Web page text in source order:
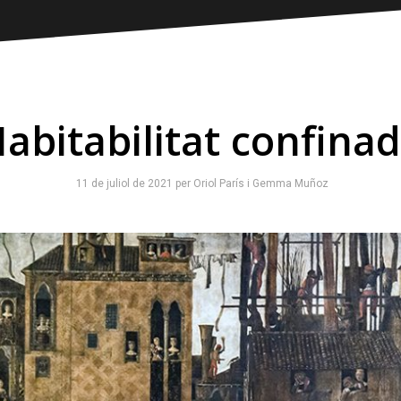
11 de juliol de 2021 per Oriol París i Gemma Muñoz